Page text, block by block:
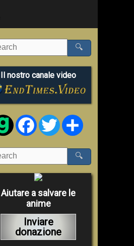
🔍
Il nostro canale video
FacebookTwitter
🔍
Aiutare a salvare le
anime
Inviare
donazione